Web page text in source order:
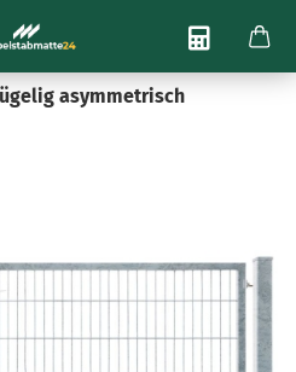
info@doppelstabmatte24.de
asymmetrisch